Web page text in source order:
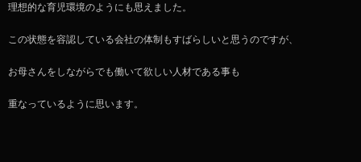
理想的な育児環境のようにも思えました。
この状態を容認している会社の体制もすばらしいと思うのですが、
お母さんをしながらでも働いて欲しい人材である事も
重なっているように思います。